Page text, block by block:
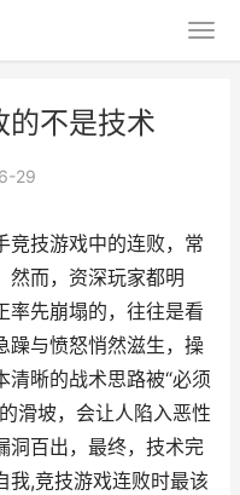
的不是技术
29
竞技游戏中的连败，常
然而，资深玩家都明
率先崩塌的，往往是看
躁与愤怒悄然滋生，操
晰的战术思路被“必须
滑坡，会让人陷入恶性
洞百出，最终，技术完
我,竞技游戏连败时最该